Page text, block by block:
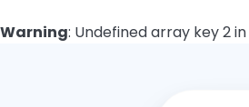
Warning: Undefined array key 2 in